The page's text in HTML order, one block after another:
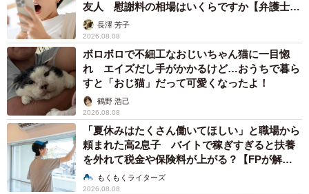
柴犬のふわふわ＆もちもちのほっぺをむにゅっと出来るのは飼い主さん
だけの特権♡（柴犬ふう太さん @fufufufufu_ta）
◇ ◇
雨散歩で濡れて不機嫌だった柴犬、ふう太くんの腕の中に
偶然出来た、可愛い「ハート」。それは、飼い主さんを笑
顔にしてくれる幸運の「ハート」なのでした。
友人 慰謝料の相場はいくらですか【弁護士が
解説】長澤 芳子
2026.08.08
ボロボロで不細工なおじいちゃん猫に一目惚
れ エイズだし手がかかるけど…おうちで暮ら
すと「おじ猫」だって可愛くなったよ！
鶴野 浩己
2026.08.08
「夏休みはたくさん働いてほしい」と職場から
頼まれた高2息子 バイトで稼ぎすぎると扶養
を外れて税金や保険料が上がる？【FPが解
説】もくもくライターズ
2026.08.08